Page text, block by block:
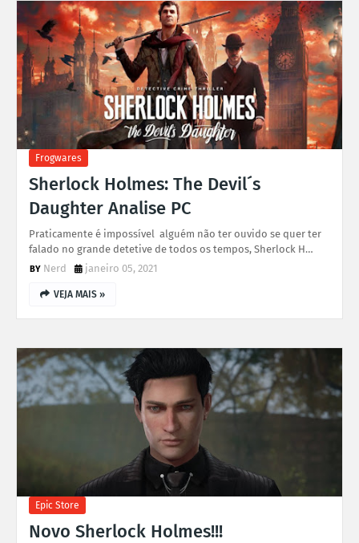
Frogwares
Sherlock Holmes: The Devil´s
Daughter Analise PC
Praticamente é impossível alguém não ter ouvido se quer ter
falado no grande detetive de todos os tempos, Sherlock H…
Nerd
janeiro 05, 2021
VEJA MAIS »
Epic Store
Novo Sherlock Holmes!!!